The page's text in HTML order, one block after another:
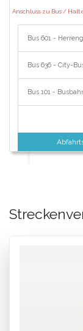
Anschluss zu Bus /
Bus 601 -
Bus 636 - City-
Bus 101 -